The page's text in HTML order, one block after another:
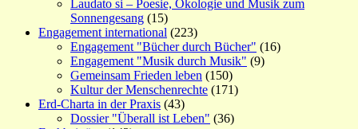
Laudato si – Poesie, Ökologie und Musik zum
Sonnengesang (15)
Engagement international (223)
Engagement "Bücher durch Bücher" (16)
Engagement "Musik durch Musik" (9)
Gemeinsam Frieden leben (150)
Kultur der Menschenrechte (171)
Erd-Charta in der Praxis (43)
Dossier "Überall ist Leben" (36)